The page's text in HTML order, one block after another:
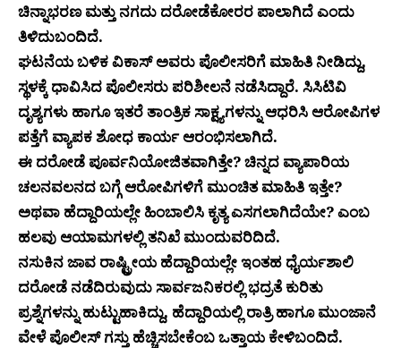
ಚಿನ್ನಾಭರಣ ಮತ್ತು ನಗದು ದರೋಡೆಕೋರರ ಪಾಲಾಗಿದೆ ಎಂದು
ತಿಳಿದುಬಂದಿದೆ.
ಘಟನೆಯ ಬಳಿಕ ವಿಕಾಸ್ ಅವರು ಪೊಲೀಸರಿಗೆ ಮಾಹಿತಿ ನೀಡಿದ್ದು,
ಸ್ಥಳಕ್ಕೆ ಧಾವಿಸಿದ ಪೊಲೀಸರು ಪರಿಶೀಲನೆ ನಡೆಸಿದ್ದಾರೆ. ಸಿಸಿಟಿವಿ
ದೃಶ್ಯಗಳು ಹಾಗೂ ಇತರೆ ತಾಂತ್ರಿಕ ಸಾಕ್ಷ್ಯಗಳನ್ನು ಆಧರಿಸಿ ಆರೋಪಿಗಳ
ಪತ್ತೆಗೆ ವ್ಯಾಪಕ ಶೋಧ ಕಾರ್ಯ ಆರಂಭಿಸಲಾಗಿದೆ.
ಈ ದರೋಡೆ ಪೂರ್ವನಿಯೋಜಿತವಾಗಿತ್ತೇ? ಚಿನ್ನದ ವ್ಯಾಪಾರಿಯ
ಚಲನವಲನದ ಬಗ್ಗೆ ಆರೋಪಿಗಳಿಗೆ ಮುಂಚಿತ ಮಾಹಿತಿ ಇತ್ತೇ?
ಅಥವಾ ಹೆದ್ದಾರಿಯಲ್ಲೇ ಹಿಂಬಾಲಿಸಿ ಕೃತ್ಯ ಎಸಗಲಾಗಿದೆಯೇ? ಎಂಬ
ಹಲವು ಆಯಾಮಗಳಲ್ಲಿ ತನಿಖೆ ಮುಂದುವರಿದಿದೆ.
ನಸುಕಿನ ಜಾವ ರಾಷ್ಟ್ರೀಯ ಹೆದ್ದಾರಿಯಲ್ಲೇ ಇಂತಹ ಧೈರ್ಯಶಾಲಿ
ದರೋಡೆ ನಡೆದಿರುವುದು ಸಾರ್ವಜನಿಕರಲ್ಲಿ ಭದ್ರತೆ ಕುರಿತು
ಪ್ರಶ್ನೆಗಳನ್ನು ಹುಟ್ಟುಹಾಕಿದ್ದು, ಹೆದ್ದಾರಿಯಲ್ಲಿ ರಾತ್ರಿ ಹಾಗೂ ಮುಂಜಾನೆ
ವೇಳೆ ಪೊಲೀಸ್ ಗಸ್ತು ಹೆಚ್ಚಿಸಬೇಕೆಂಬ ಒತ್ತಾಯ ಕೇಳಿಬಂದಿದೆ.